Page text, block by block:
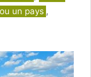
un pays ,